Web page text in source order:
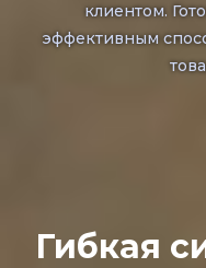
клиентом.
эффективным
Гибкая